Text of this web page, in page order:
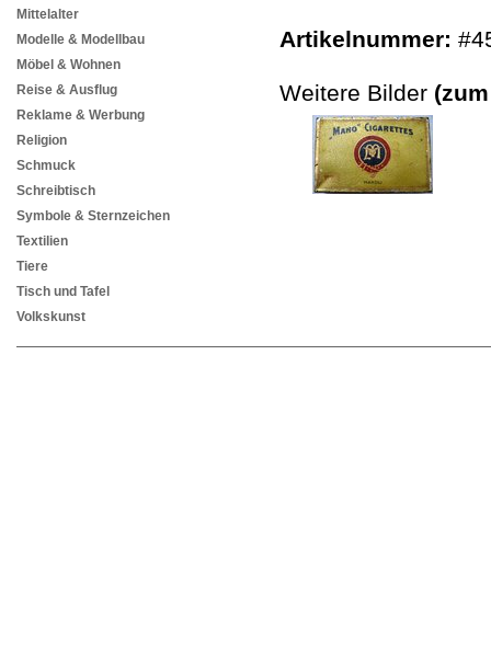
Mittelalter
Modelle & Modellbau
Möbel & Wohnen
Reise & Ausflug
Reklame & Werbung
Religion
Schmuck
Schreibtisch
Symbole & Sternzeichen
Textilien
Tiere
Tisch und Tafel
Volkskunst
Artikelnummer:
Weitere Bilder